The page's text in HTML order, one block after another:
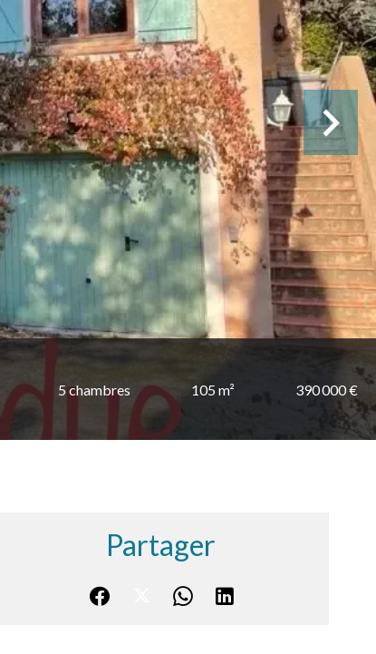
5 chambres 105 m² 390 000 €
Partager